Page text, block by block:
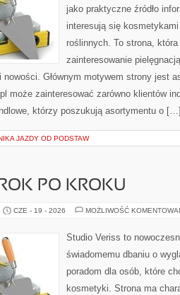
jako praktyczne źródło
interesują się
roślinnych. To strona,
zainteresowanie
nowości. Głównym motywem strony jest
może zainteresować zarówno klientów
którzy poszukują asortymentu o
JAZDY OD PODSTAW
PO KROKU
CZE - 19 - 2026 MOŻLIWOŚĆ
Studio Veriss to
świadomemu dbaniu o
poradom dla osób, które
kosmetyki. Strona ma